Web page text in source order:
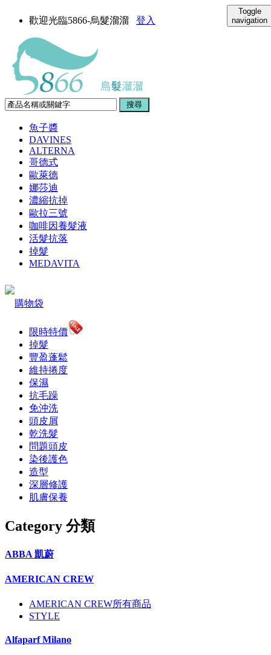
歡迎光臨5866-烏髮溜溜 登入
Toggle
navigation
魚子醬
DAVINES
ALTERNA
哥德式
歐萊德
娜莎迪
濃縮抗掉
歐拉三號
咖啡因養髮液
活髮抗落
掉髮
MEDAVITA
購物袋
限時特價
掉髮
豐盈蓬鬆
維持捲度
保濕
抗毛躁
免沖洗
頭皮屑
乾洗髮
問題頭皮
染後護色
造型
深層修護
肌膚保養
Category 分類
ABBA 凱蔚
AMERICAN CREW
AMERICAN CREW所有商品
STYLE
Alfaparf Milano